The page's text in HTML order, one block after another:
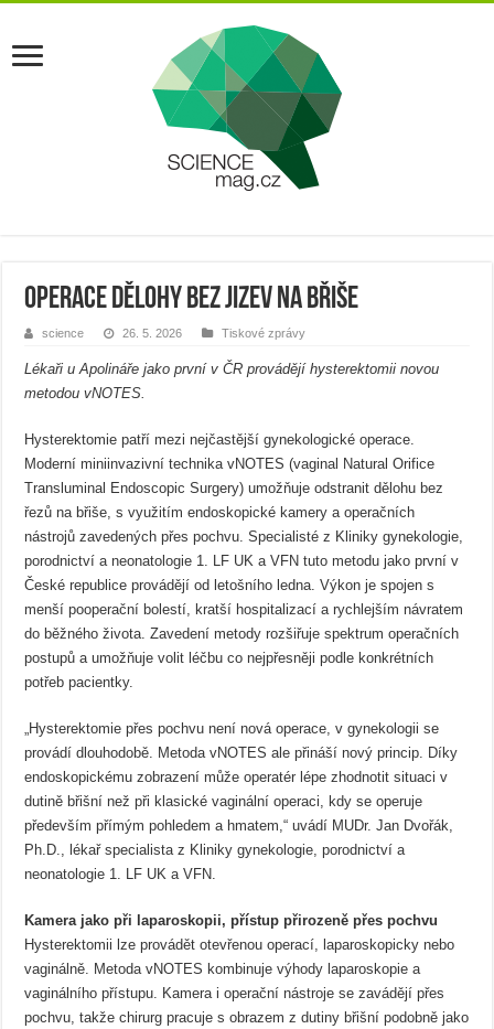
Operace dělohy bez jizev na břiše
science 26. 5. 2026 Tiskové zprávy
Lékaři u Apolináře jako první v ČR provádějí hysterektomii novou
metodou vNOTES.
Hysterektomie patří mezi nejčastější gynekologické operace.
Moderní miniinvazivní technika vNOTES (vaginal Natural Orifice
Transluminal Endoscopic Surgery) umožňuje odstranit dělohu bez
řezů na břiše, s využitím endoskopické kamery a operačních
nástrojů zavedených přes pochvu. Specialisté z Kliniky gynekologie,
porodnictví a neonatologie 1. LF UK a VFN tuto metodu jako první v
České republice provádějí od letošního ledna. Výkon je spojen s
menší pooperační bolestí, kratší hospitalizací a rychlejším návratem
do běžného života. Zavedení metody rozšiřuje spektrum operačních
postupů a umožňuje volit léčbu co nejpřesněji podle konkrétních
potřeb pacientky.
„Hysterektomie přes pochvu není nová operace, v gynekologii se
provádí dlouhodobě. Metoda vNOTES ale přináší nový princip. Díky
endoskopickému zobrazení může operatér lépe zhodnotit situaci v
dutině břišní než při klasické vaginální operaci, kdy se operuje
především přímým pohledem a hmatem,“ uvádí MUDr. Jan Dvořák,
Ph.D., lékař specialista z Kliniky gynekologie, porodnictví a
neonatologie 1. LF UK a VFN.
Kamera jako při laparoskopii, přístup přirozeně přes pochvu
Hysterektomii lze provádět otevřenou operací, laparoskopicky nebo
vaginálně. Metoda vNOTES kombinuje výhody laparoskopie a
vaginálního přístupu. Kamera i operační nástroje se zavádějí přes
pochvu, takže chirurg pracuje s obrazem z dutiny břišní podobně jako